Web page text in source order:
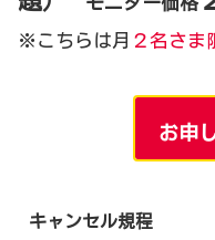
※こちらは月 ２名さま
お申
キャンセル規程